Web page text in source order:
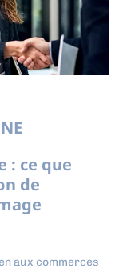
: ce que
de
aux commerces